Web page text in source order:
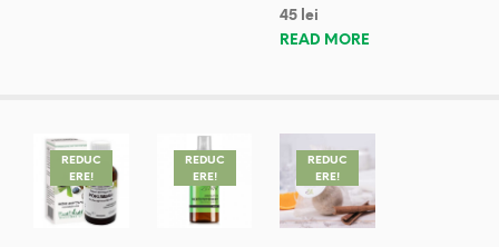
45 lei
READ MORE
REDUC
ERE!
REDUC
ERE!
REDUC
ERE!